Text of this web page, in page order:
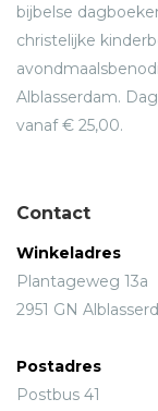
bijbelse
christelijke
Alblasserdam.
vanaf € 25,00.
Contact
Winkeladres
Plantageweg 13a
2951 GN
Postadres
Postbus 41